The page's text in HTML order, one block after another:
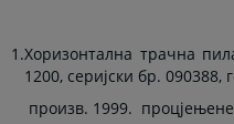
1.Хоризонтална трачна
1200, серијски бр. 090388,
произв. 1999.